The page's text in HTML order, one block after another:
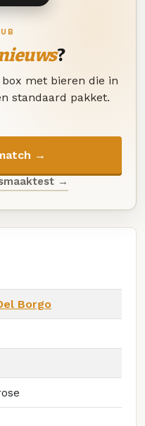
?
met bieren die in
standaard pakket.
→
→
Borgo